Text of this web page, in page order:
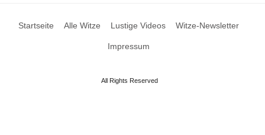
Startseite Alle Witze Lustige Videos Witze-Newsletter
Impressum
All Rights Reserved